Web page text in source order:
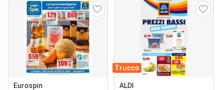
Eurospin
Trucco
ALDI